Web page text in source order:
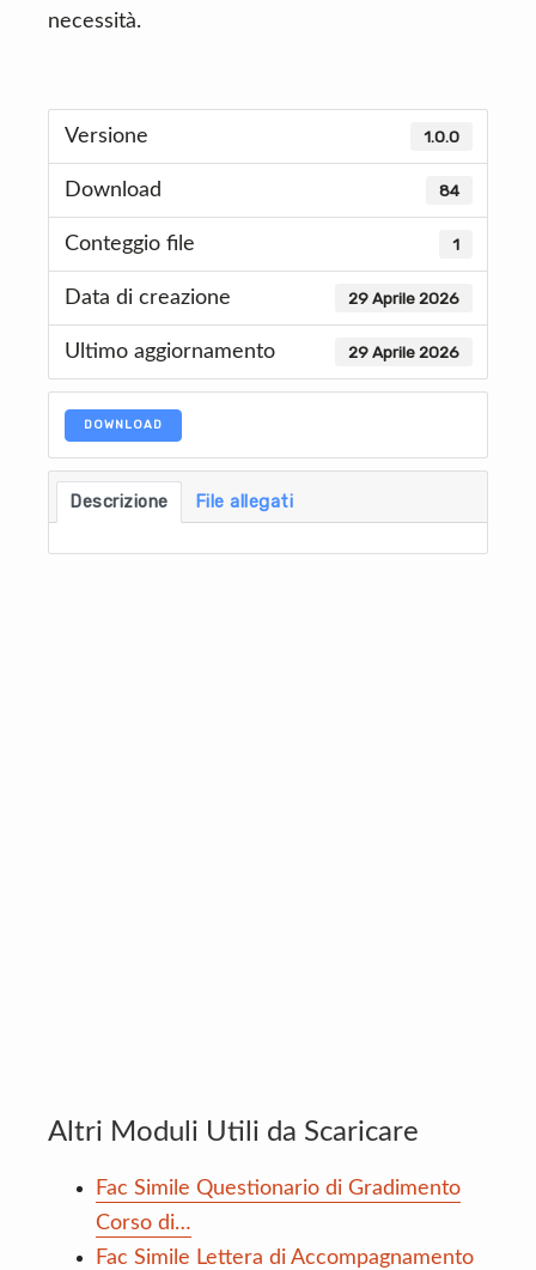
necessità.
Versione 1.0.0
Download 84
Conteggio file 1
Data di creazione 29 Aprile 2026
Ultimo aggiornamento 29 Aprile 2026
DOWNLOAD
Descrizione File allegati
Altri Moduli Utili da Scaricare
Fac Simile Questionario di Gradimento
Corso di…
Fac Simile Lettera di Accompagnamento